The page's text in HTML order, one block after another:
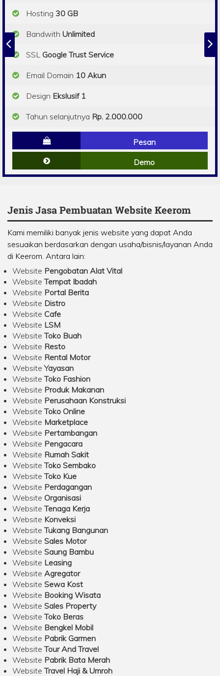
Hosting 30 GB
Bandwith Unlimited
SSL Google Trust Service
Email Domain 10 Akun
Design Ekslusif 1
Tahun selanjutnya Rp. 2.000.000
Pesan
Demo
Jenis Jasa Pembuatan Website Keerom
Kami memiliki banyak jenis website yang dapat Anda
sesuaikan berdasarkan dengan usaha/bisnis/layanan Anda
di Keerom. Antara lain:
Website Pengobatan Alat Vital
WebsiteTempat Ibadah
Website Portal Berita
Website Distro
Website Cafe
Website LSM
WebsiteToko Buah
Website Resto
Website Rental Motor
WebsiteYayasan
WebsiteToko Fashion
Website Produk Makanan
Website Perusahaan Konstruksi
WebsiteToko Online
Website Marketplace
Website Pertambangan
Website Pengacara
Website Rumah Sakit
WebsiteToko Sembako
WebsiteToko Kue
Website Perdagangan
Website Organisasi
WebsiteTenaga Kerja
Website Konveksi
WebsiteTukang Bangunan
Website Sales Motor
Website Saung Bambu
Website Leasing
Website Agregator
Website Sewa Kost
Website Booking Wisata
Website Sales Property
WebsiteToko Beras
Website Bengkel Mobil
Website Pabrik Garmen
WebsiteTour And Travel
Website Pabrik Bata Merah
WebsiteTravel Haji & Umroh